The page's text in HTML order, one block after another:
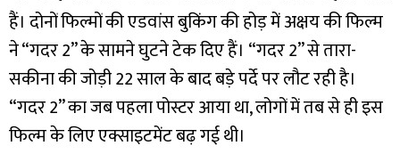
हैं। दोनों फिल्मों की एडवांस बुकिंग की होड़ में अक्षय की फिल्म
ने “गदर 2” के सामने घुटने टेक दिए हैं। “गदर 2” से तारा-
सकीना की जोड़ी 22 साल के बाद बड़े पर्दे पर लौट रही है।
“गदर 2” का जब पहला पोस्टर आया था, लोगों में तब से ही इस
फिल्म के लिए एक्साइटमेंट बढ़ गई थी।